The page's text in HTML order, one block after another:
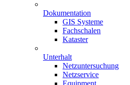
Dokumentation
GIS Systeme
Fachschalen
Kataster
Unterhalt
Netzuntersuchung
Netzservice
Equipment